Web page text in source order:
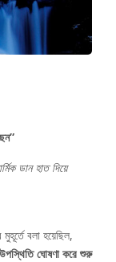
ডান হাত দিয়ে
বলা হয়েছিল,
ঘোষণা করে শুরু